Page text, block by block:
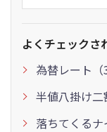
よくチェックさ
為替レート（
半値八掛け二
落ちてくる